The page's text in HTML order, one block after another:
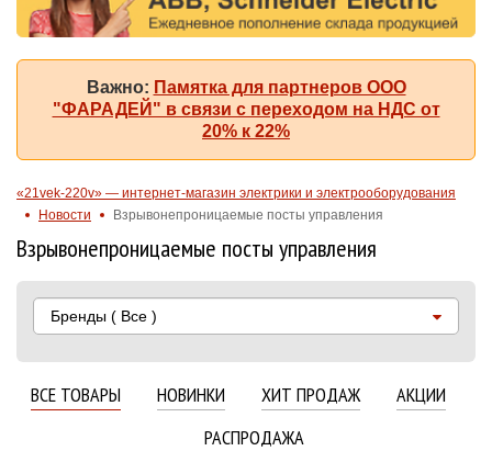
Важно: Памятка для партнеров ООО
"ФАРАДЕЙ" в связи с переходом на НДС от
20% к 22%
«21vek-220v» — интернет-магазин электрики и электрооборудования
Новости
Взрывонепроницаемые посты управления
Взрывонепроницаемые посты управления
Бренды ( Все )
ВСЕ ТОВАРЫ НОВИНКИ ХИТ ПРОДАЖ
АКЦИИ
РАСПРОДАЖА